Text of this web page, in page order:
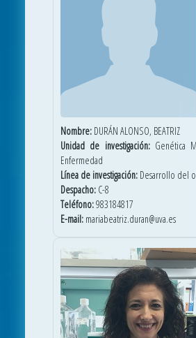
Nombre: DURÁN ALONSO, BEATRIZ
Unidad de investigación:Genética
Enfermedad
Línea de investigación: Desarrollo del
Despacho: C-8
Teléfono:983184817
E-mail: mariabeatriz.duran@uva.es